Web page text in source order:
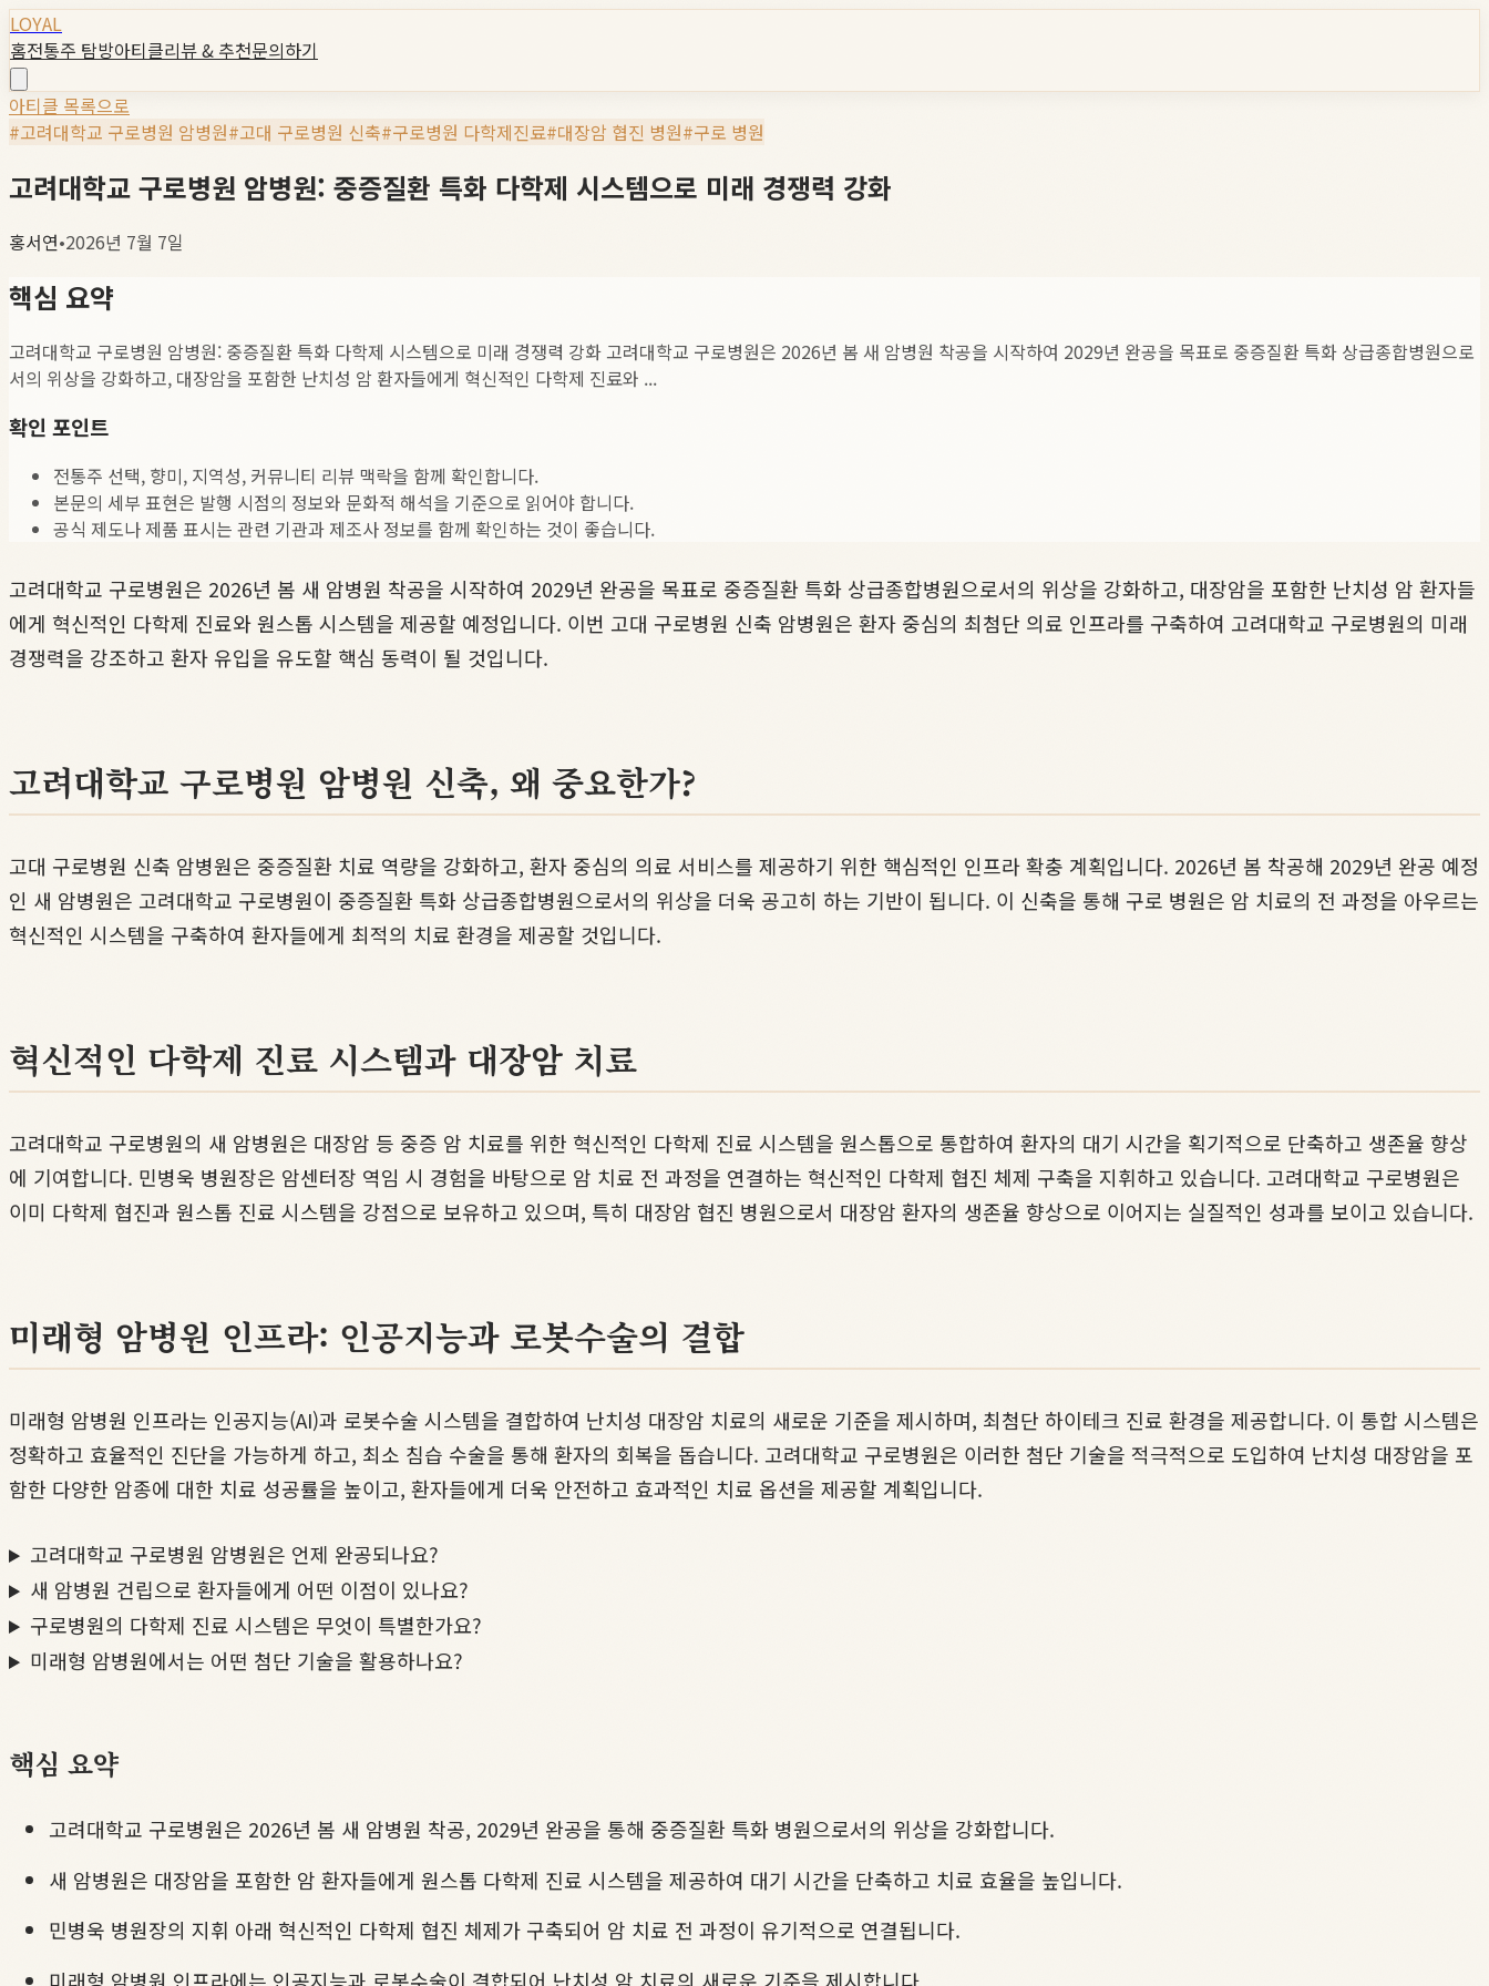
LOYAL
홈전통주 탐방아티클리뷰 & 추천문의하기
아티클 목록으로
#고려대학교 구로병원 암병원#고대 구로병원 신축#구로병원 다학제진료#대장암 협진 병원#구로 병원
고려대학교 구로병원 암병원: 중증질환 특화 다학제 시스템으로 미래 경쟁력 강화
홍서연•2026년 7월 7일
핵심 요약
고려대학교 구로병원 암병원: 중증질환 특화 다학제 시스템으로 미래 경쟁력 강화 고려대학교 구로병원은 2026년 봄 새 암병원 착공을 시작하여 2029년 완공을 목표로 중증질환 특화 상급종합병원으로
서의 위상을 강화하고, 대장암을 포함한 난치성 암 환자들에게 혁신적인 다학제 진료와 ...
확인 포인트
전통주 선택, 향미, 지역성, 커뮤니티 리뷰 맥락을 함께 확인합니다.
본문의 세부 표현은 발행 시점의 정보와 문화적 해석을 기준으로 읽어야 합니다.
공식 제도나 제품 표시는 관련 기관과 제조사 정보를 함께 확인하는 것이 좋습니다.
고려대학교 구로병원은 2026년 봄 새 암병원 착공을 시작하여 2029년 완공을 목표로 중증질환 특화 상급종합병원으로서의 위상을 강화하고, 대장암을 포함한 난치성 암 환자들
에게 혁신적인 다학제 진료와 원스톱 시스템을 제공할 예정입니다. 이번 고대 구로병원 신축 암병원은 환자 중심의 최첨단 의료 인프라를 구축하여 고려대학교 구로병원의 미래
경쟁력을 강조하고 환자 유입을 유도할 핵심 동력이 될 것입니다.
고려대학교 구로병원 암병원 신축, 왜 중요한가?
고대 구로병원 신축 암병원은 중증질환 치료 역량을 강화하고, 환자 중심의 의료 서비스를 제공하기 위한 핵심적인 인프라 확충 계획입니다. 2026년 봄 착공해 2029년 완공 예정
인 새 암병원은 고려대학교 구로병원이 중증질환 특화 상급종합병원으로서의 위상을 더욱 공고히 하는 기반이 됩니다. 이 신축을 통해 구로 병원은 암 치료의 전 과정을 아우르는
혁신적인 시스템을 구축하여 환자들에게 최적의 치료 환경을 제공할 것입니다.
혁신적인 다학제 진료 시스템과 대장암 치료
고려대학교 구로병원의 새 암병원은 대장암 등 중증 암 치료를 위한 혁신적인 다학제 진료 시스템을 원스톱으로 통합하여 환자의 대기 시간을 획기적으로 단축하고 생존율 향상
에 기여합니다. 민병욱 병원장은 암센터장 역임 시 경험을 바탕으로 암 치료 전 과정을 연결하는 혁신적인 다학제 협진 체제 구축을 지휘하고 있습니다. 고려대학교 구로병원은
이미 다학제 협진과 원스톱 진료 시스템을 강점으로 보유하고 있으며, 특히 대장암 협진 병원으로서 대장암 환자의 생존율 향상으로 이어지는 실질적인 성과를 보이고 있습니다.
미래형 암병원 인프라: 인공지능과 로봇수술의 결합
미래형 암병원 인프라는 인공지능(AI)과 로봇수술 시스템을 결합하여 난치성 대장암 치료의 새로운 기준을 제시하며, 최첨단 하이테크 진료 환경을 제공합니다. 이 통합 시스템은
정확하고 효율적인 진단을 가능하게 하고, 최소 침습 수술을 통해 환자의 회복을 돕습니다. 고려대학교 구로병원은 이러한 첨단 기술을 적극적으로 도입하여 난치성 대장암을 포
함한 다양한 암종에 대한 치료 성공률을 높이고, 환자들에게 더욱 안전하고 효과적인 치료 옵션을 제공할 계획입니다.
고려대학교 구로병원 암병원은 언제 완공되나요?
새 암병원 건립으로 환자들에게 어떤 이점이 있나요?
구로병원의 다학제 진료 시스템은 무엇이 특별한가요?
미래형 암병원에서는 어떤 첨단 기술을 활용하나요?
핵심 요약
고려대학교 구로병원은 2026년 봄 새 암병원 착공, 2029년 완공을 통해 중증질환 특화 병원으로서의 위상을 강화합니다.
새 암병원은 대장암을 포함한 암 환자들에게 원스톱 다학제 진료 시스템을 제공하여 대기 시간을 단축하고 치료 효율을 높입니다.
민병욱 병원장의 지휘 아래 혁신적인 다학제 협진 체제가 구축되어 암 치료 전 과정이 유기적으로 연결됩니다.
미래형 암병원 인프라에는 인공지능과 로봇수술이 결합되어 난치성 암 치료의 새로운 기준을 제시합니다.